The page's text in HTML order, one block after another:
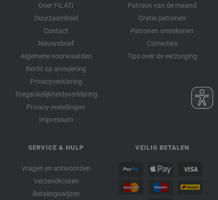
Over FILATI
Duurzaamheid
Contact
Nieuwsbrief
Algemene voorwaarden
Recht op annulering
Privacyverklaring
Toegankelijkheidsverklaring
Privacy-instellingen
Impressum
Patroon van de maand
Gratis patronen
Patronen omrekenen
Correcties
Tips over de verzorging
SERVICE & HULP
Vragen en antwoorden
Verzendkosten
Betalingswijzen
VEILIG BETALEN